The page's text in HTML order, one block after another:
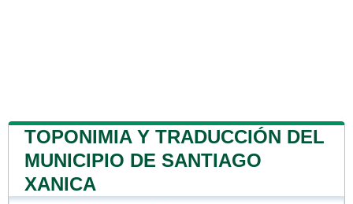
TOPONIMIA Y TRADUCCIÓN DEL
MUNICIPIO DE SANTIAGO
XANICA